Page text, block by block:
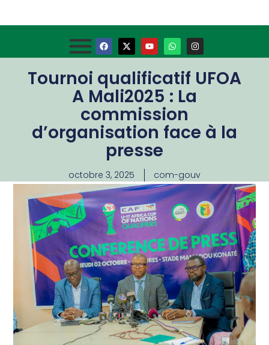
Tournoi qualificatif UFOA
A Mali2025 : La
commission
d’organisation face à la
presse
octobre 3, 2025 com-gouv